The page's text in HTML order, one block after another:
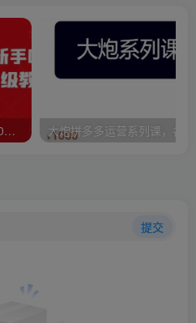
猎人联盟视频号项目，新手0基础轻松月赚10000+，保姆级教程原价4988元
提交